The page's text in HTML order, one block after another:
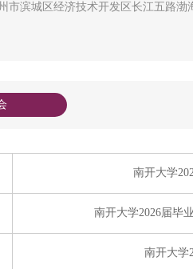
市滨城区经济技术开发区长江五路
南开大学
南开大学2026届毕
南开大学